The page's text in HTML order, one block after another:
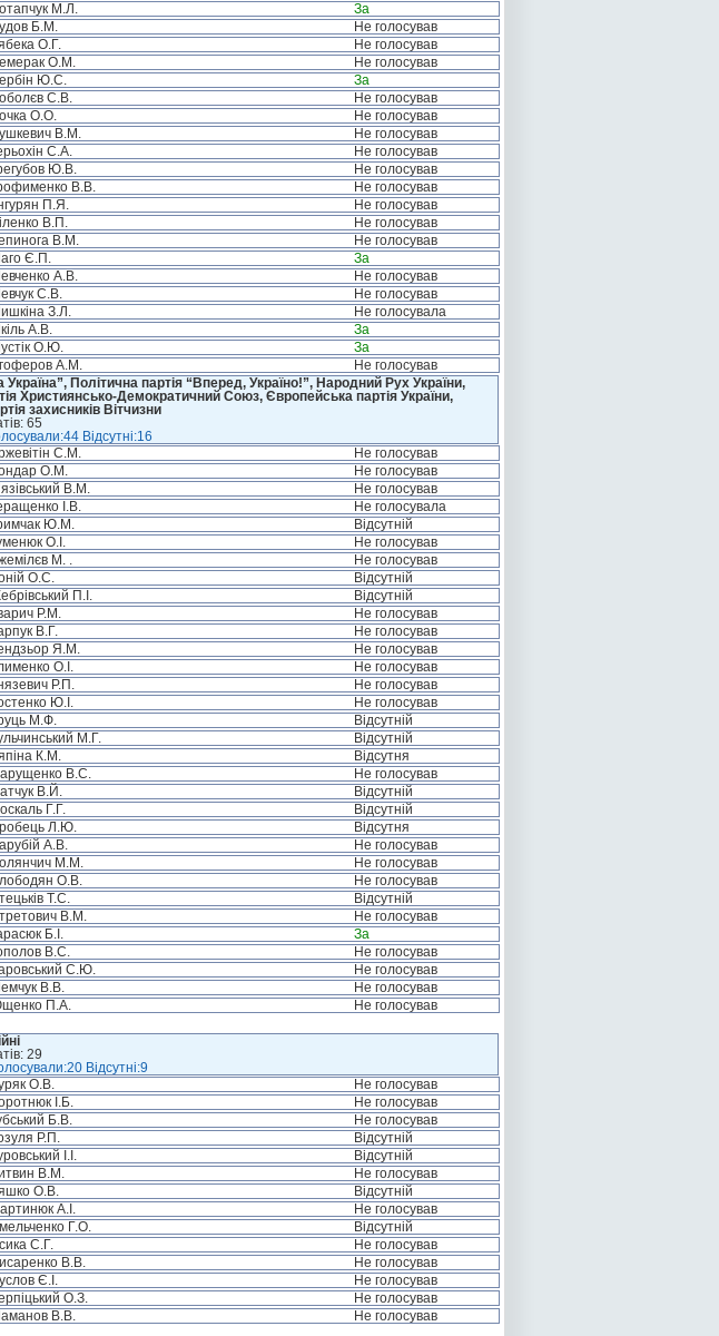
М.Л.
За
Б.М.
Не голосував
О.Г.
Не голосував
О.М.
Не голосував
Ю.С.
За
С.В.
Не голосував
О.О.
Не голосував
В.М.
Не голосував
С.А.
Не голосував
Ю.В.
Не голосував
В.В.
Не голосував
П.Я.
Не голосував
В.П.
Не голосував
В.М.
Не голосував
Є.П.
За
А.В.
Не голосував
С.В.
Не голосував
З.Л.
Не голосувала
А.В.
За
О.Ю.
За
А.М.
Не голосував
Політична партія “Вперед, Україно!”, Народний Рух України,
Християнсько-Демократичний Союз, Європейська партія України,
захисників Вітчизни
65
Відсутні:16
С.М.
Не голосував
О.М.
Не голосував
В.М.
Не голосував
І.В.
Не голосувала
Ю.М.
Відсутній
О.І.
Не голосував
М. .
Не голосував
О.С.
Відсутній
П.І.
Відсутній
Р.М.
Не голосував
В.Г.
Не голосував
Я.М.
Не голосував
О.І.
Не голосував
Р.П.
Не голосував
Ю.І.
Не голосував
М.Ф.
Відсутній
М.Г.
Відсутній
К.М.
Відсутня
В.С.
Не голосував
В.Й.
Відсутній
Г.Г.
Відсутній
Л.Ю.
Відсутня
А.В.
Не голосував
М.М.
Не голосував
О.В.
Не голосував
Т.С.
Відсутній
В.М.
Не голосував
Б.І.
За
В.С.
Не голосував
С.Ю.
Не голосував
В.В.
Не голосував
П.А.
Не голосував
29
Відсутні:9
О.В.
Не голосував
І.Б.
Не голосував
Б.В.
Не голосував
Р.П.
Відсутній
І.І.
Відсутній
В.М.
Не голосував
О.В.
Відсутній
А.І.
Не голосував
Г.О.
Відсутній
С.Г.
Не голосував
В.В.
Не голосував
Є.І.
Не голосував
О.З.
Не голосував
В.В.
Не голосував